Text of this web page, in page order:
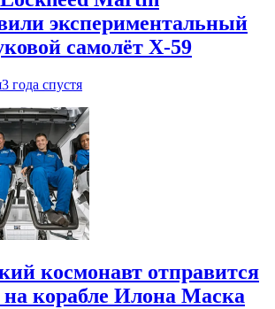
экспериментальный
самолёт X-59
3 года спустя
космонавт отправится
корабле Илона Маска